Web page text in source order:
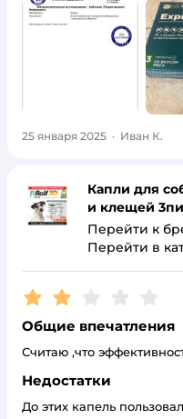
25 января 2025 · Иван К.
Капли для
и клещей
Перейти к
Перейти в
Рейтинг:2
Общие впечатления
Считаю ,что
Недостатки
До этих капель